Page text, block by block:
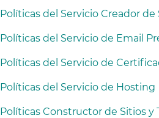
Políticas del Servicio Creador
Políticas del Servicio de Email
Políticas del Servicio de
Políticas del Servicio de Hosting
Políticas Constructor de Sitios y